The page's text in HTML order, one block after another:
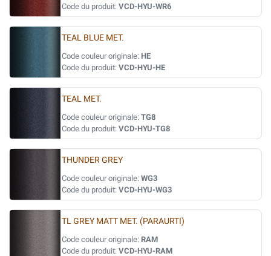
Code du produit: VCD-HYU-WR6
TEAL BLUE MET.
Code couleur originale: HE
Code du produit: VCD-HYU-HE
TEAL MET.
Code couleur originale: TG8
Code du produit: VCD-HYU-TG8
THUNDER GREY
Code couleur originale: WG3
Code du produit: VCD-HYU-WG3
TL GREY MATT MET. (PARAURTI)
Code couleur originale: RAM
Code du produit: VCD-HYU-RAM